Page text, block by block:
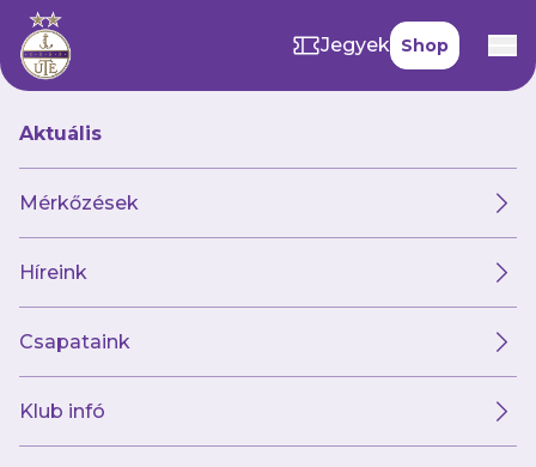
Jegyek Shop
Aktuális
Mérkőzések
Híreink
Csapataink
Klub infó